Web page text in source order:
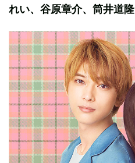
れい、谷原章介、筒井道隆